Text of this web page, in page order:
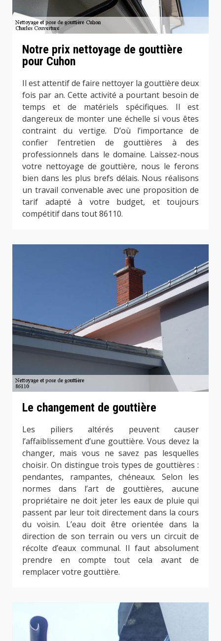
Notre prix nettoyage de gouttière
pour Cuhon
Il est attentif de faire nettoyer la gouttière deux
fois par an. Cette activité a pourtant besoin de
temps et de matériels spécifiques. Il est
dangereux de monter une échelle si vous êtes
contraint du vertige. D’où l’importance de
confier l’entretien de gouttières à des
professionnels dans le domaine. Laissez-nous
votre nettoyage de gouttière, nous le ferons
bien dans les plus brefs délais. Nous réalisons
un travail convenable avec une proposition de
tarif adapté à votre budget, et toujours
compétitif dans tout 86110.
Le changement de gouttière
Les piliers altérés peuvent causer
l’affaiblissement d’une gouttière. Vous devez la
changer, mais vous ne savez pas lesquelles
choisir. On distingue trois types de gouttières :
pendantes, rampantes, chéneaux. Selon les
normes dans l’art de gouttières, aucune
propriétaire ne doit jeter les eaux de pluie qui
passent par leur toit directement dans la cours
du voisin. L’eau doit être orientée dans la
direction de son terrain ou vers un circuit de
récolte d’eaux communal. Il faut absolument
prendre en compte tout cela avant de
remplacer votre gouttière.